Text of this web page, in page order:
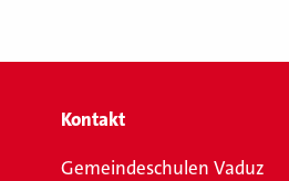
Kontakt
Gemeindeschulen Vaduz